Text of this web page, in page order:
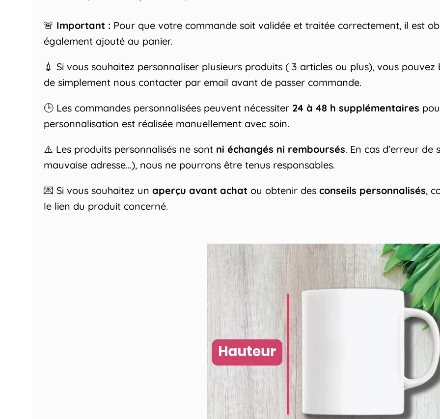
🚨 Important : Pour que votre commande soit validée et traitée correctement, il est
également ajouté au panier.
💉 Si vous souhaitez personnaliser plusieurs produits ( 3 articles ou plus), vous pouvez
de simplement nous contacter par email avant de passer commande.
🕒 Les commandes personnalisées peuvent nécessiter 24 à 48 h supplémentaires
personnalisation est réalisée manuellement avec soin.
⚠️ Les produits personnalisés ne sont ni échangés ni remboursés. En cas d’erreur
mauvaise adresse…), nous ne pourrons être tenus responsables.
💌 Si vous souhaitez un aperçu avant achat ou obtenir des conseils personnalisés,
le lien du produit concerné.